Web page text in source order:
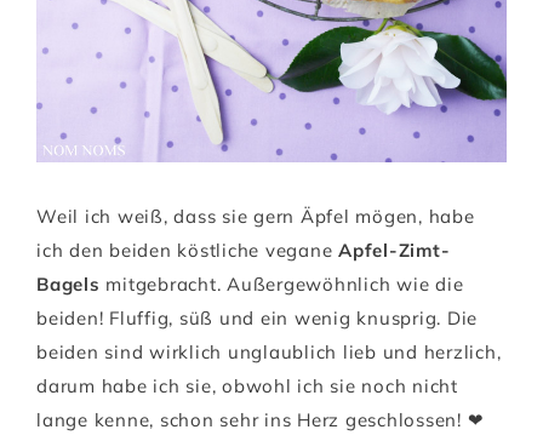
Weil ich weiß, dass sie gern Äpfel mögen, habe
ich den beiden köstliche vegane Apfel-Zimt-
Bagels mitgebracht. Außergewöhnlich wie die
beiden! Fluffig, süß und ein wenig knusprig. Die
beiden sind wirklich unglaublich lieb und herzlich,
darum habe ich sie, obwohl ich sie noch nicht
lange kenne, schon sehr ins Herz geschlossen! ❤